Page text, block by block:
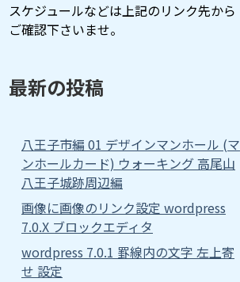
スケジュールなどは上記のリンク先から
ご確認下さいませ。
最新の投稿
八王子市編 01 デザインマンホール (マ
ンホールカード) ウォーキング 高尾山
八王子城跡周辺編
画像に画像のリンク設定 wordpress
7.0.X ブロックエディタ
wordpress 7.0.1 罫線内の文字 左上寄
せ 設定